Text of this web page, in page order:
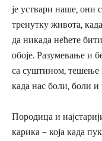
је уствари наше, они
тренутку живота,
да никада нећете
обоје. Разумевање и
са суштином, тешење
када нас боли, боли
Породица и
карика – која када